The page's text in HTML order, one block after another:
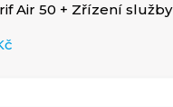
Air 50 + Zřízení služby